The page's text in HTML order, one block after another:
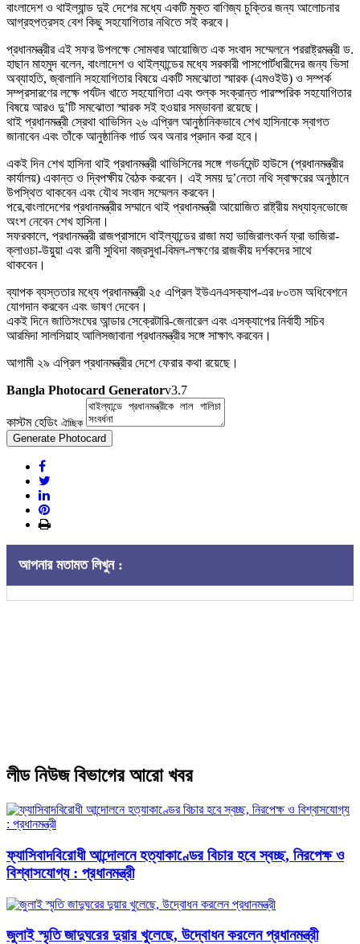
বাংলাদেশ ও থাইল্যান্ড দুই দেশের মধ্যে একটি মুক্ত বাণিজ্য চুক্তির জন্য আলোচনার
আগ্রহপত্রসহ বেশ কিছু সহযোগিতার নথিতে সই করবে।
প্রধানমন্ত্রীর এই সফর উপলক্ষে সোমবার আয়োজিত এক সংবাদ সম্মেলনে পররাষ্ট্রমন্ত্রী ড.
হাছান মাহমুদ বলেন, বাংলাদেশ ও থাইল্যান্ডের মধ্যে সরকারী পাসপোর্টধারীদের জন্য ভিসা
অব্যাহতি, জ্বালানি সহযোগিতার বিষয়ে একটি সমঝোতা স্মারক (এমওইউ) ও সম্পর্ক
সম্প্রসারণের লক্ষে পর্যটন খাতে সহযোগিতা এবং শুল্ক সংক্রান্ত পারস্পরিক সহযোগিতার
বিষয়ে আরও দু’টি সমঝোতা স্মারক সই হওয়ার সম্ভাবনা রয়েছে।
থাই প্রধানমন্ত্রী স্রেথা থাভিসিন ২৬ এপ্রিল আনুষ্ঠানিকভাবে শেখ হাসিনাকে স্বাগত
জানাবেন এবং তাঁকে আনুষ্ঠানিক গার্ড অব অনার প্রদান করা হবে।
একই দিন শেখ হাসিনা থাই প্রধানমন্ত্রী থাভিসিনের সঙ্গে গভর্নমেন্ট হাউসে (প্রধানমন্ত্রীর
কার্যালয়) একান্ত ও দ্বিপক্ষীয় বৈঠক করবেন। এই সময় দু’নেতা নথি স্বাক্ষরের অনুষ্ঠানে
উপস্থিত থাকবেন এবং যৌথ সংবাদ সম্মেলন করবেন।
পরে,বাংলাদেশের প্রধানমন্ত্রীর সম্মানে থাই প্রধানমন্ত্রী আয়োজিত রাষ্ট্রীয় মধ্যাহ্নভোজে
অংশ নেবেন শেখ হাসিনা।
সফরকালে, প্রধানমন্ত্রী রাজপ্রাসাদে থাইল্যান্ডের রাজা মহা ভাজিরালংকর্ন ফ্রা ভাজিরা-
ক্লাওচা-উয়ুয়া এবং রানী সুথিদা বজ্রসুধা-বিমল-লক্ষণের রাজকীয় দর্শকদের সাথে
থাকবেন।
ব্যাপক ব্যস্ততার মধ্যে প্রধানমন্ত্রী ২৫ এপ্রিল ইউএনএসক্যাপ-এর ৮০তম অধিবেশনে
যোগদান করবেন এবং ভাষণ দেবেন।
একই দিনে জাতিসংঘের আন্ডার সেক্রেটারি-জেনারেল এবং এসক্যাপের নির্বাহী সচিব
আরমিদা সালসিয়াহ আলিসজাবানা প্রধানমন্ত্রীর সঙ্গে সাক্ষাৎ করবেন।
আগামী ২৯ এপ্রিল প্রধানমন্ত্রীর দেশে ফেরার কথা রয়েছে।
Bangla Photocard Generatorv3.7
কাস্টম হেডিং ঐচ্ছিক
Generate Photocard
আপনার মতামত লিখুন :
লীড নিউজ বিভাগের আরো খবর
ফ্যাসিবাদবিরোধী আন্দোলনে হত্যাকাণ্ডের বিচার হবে স্বচ্ছ, নিরপেক্ষ ও
বিশ্বাসযোগ্য : প্রধানমন্ত্রী
জুলাই স্মৃতি জাদুঘরের দুয়ার খুলেছে, উদ্বোধন করলেন প্রধানমন্ত্রী